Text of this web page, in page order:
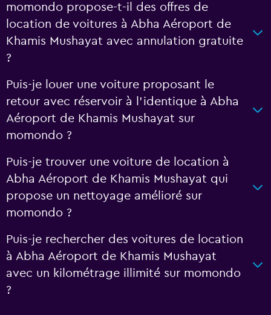
momondo propose-t-il des offres de
location de voitures à Abha Aéroport de
Khamis Mushayat avec annulation gratuite
?
Puis-je louer une voiture proposant le
retour avec réservoir à l’identique à Abha
Aéroport de Khamis Mushayat sur
momondo ?
Puis-je trouver une voiture de location à
Abha Aéroport de Khamis Mushayat qui
propose un nettoyage amélioré sur
momondo ?
Puis-je rechercher des voitures de location
à Abha Aéroport de Khamis Mushayat
avec un kilométrage illimité sur momondo
?